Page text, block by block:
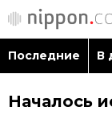
Последние В
Началось